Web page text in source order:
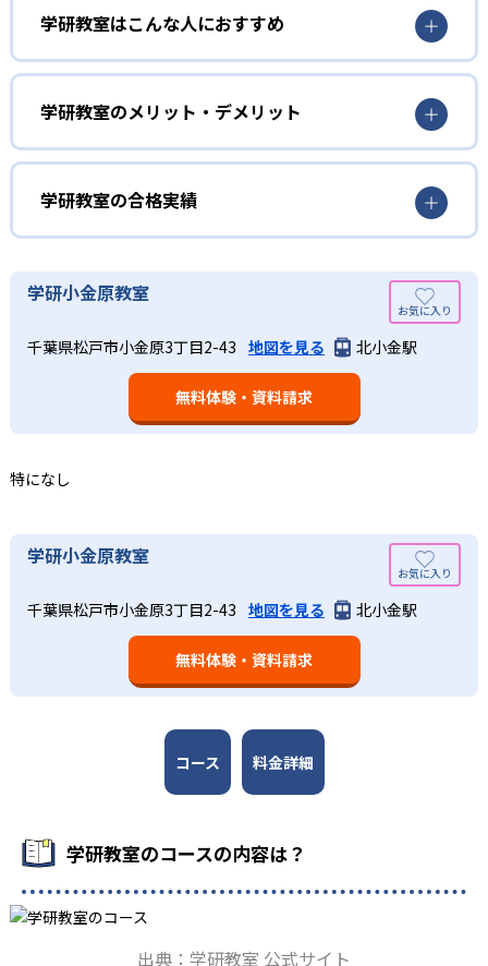
3歳から高校生まで「無学年方式」で個別指導
学研教室は、0･1･2歳から高校生までを対象として個別指導
解度を最優先して学習を進める「無学年方式」を採用して
いることが特徴だ。この「無学年方式」では、生徒が個々
のペースで学習することができるため、一度立ち止まって
わからないところをしっかり学習したり、余裕がある場合
はどんどん先取り学習を進めたりすることも可能である。
02
生徒それぞれに最適化された学習計画を設計
学研教室の個別指導では、生徒一人ひとりの学力／適性を
しっかり把握した上で学習の出発点を定め、生徒に最適化
された学習計画を設計する。また、生徒それぞれに最適な
教材を提供すると共に、適切なアドバイスも実施。少しず
つレベルアップするスモールステップの教材となっている
る。「自分から進んで学習する」姿勢や態度の育成も重視
している。
03
週2回の教室学習と毎日の家庭学習
学研教室では、週2回の教室学習と毎日の家庭学習（宿題学
習）の相乗効果を活かす形で生徒の学力向上を進める。週2
回の教室学習において指導者は、生徒の様子を観察しなが
ら学習指導と学習管理を実施。教室学習日以外の日のため
に自宅学習用の教材も提供し、学習の習慣化と学力の定着
を図っている。進度が早い子供は先取り学習も可能だ。
学研教室はこんな人におすすめ
勉強全体の底力を上げたい人向け
学研教室は、生徒の「わかった！」を重視する形で個別指
導を行っている。無理なく学習を進められるよう「無学年
方式」を採用しており、わからない問題がある場合は立ち
止まってじっくりと学習することができる。また、覚えた
知識の量などで測りやすい「見える力」だけでなく、学習
に向いている。
算数（数学）と国語の基礎力を上げたい人向け
学研教室では、算数（数学）と国語を全ての教科の基礎に
なるものと考え、その指導を重視している。算数（数学）
では筋道を立てて考える力の育成を、国語では全ての学力
の土台となる「読む力」「書く力」の育成に力を入れてい
家庭学習で学習させている。そのため、算数（数学）と国
長時間の勉強が苦手な人向け
学研教室では、小学生については、1回の学習時間を30～
50分程度と設定している。この時間設定は、子どもが集中
して学習できる時間が通常「学年×10分±10分」と考えら
れていることに由来するものだ。この限界を超えて勉強し
ても学習の効果は上がらないと学研教室は考え、単なる長
時間学習よりくり返し学習の効果を重視している。そのた
学研教室のメリット・デメリット
出典：学研教室 公式サイト
学研教室が持つ最大のメリットは、学研の教材開発ノウハ
ウを結集して制作した学習教材を使用している点だ。この
教材は、学習指導要領の内容を全てカバーしており、学校
の勉強がよくわかるというもの。基礎から応用まで、少し
固めから先取り学習まで対応している。算数と国語を重視
すると共に、幼児・小学校低学年から外国語活動の学習に
も対応。中学校英語の準備や高校入試向けの英語力育成に
学研教室の先生は、研修会や勉強会で日々指導スキルを研
鑽している。「子どもたちに学ぶ喜びを」「自信を」「生
きる力を」という理念のもとで生徒一人ひとりに向き合っ
ており、生徒それぞれの「できるところ」「良いところ」
導により生徒の「やる気」を引き出し、無理のない学習と
学研教室の合格実績
学研教室の合格実績は、公式サイトでは公開されていな
学研小金原教室
千葉県松戸市小金原3丁目2-43 地図を見る 北小金駅
無料体験・資料請求
特になし
学研小金原教室
千葉県松戸市小金原3丁目2-43 地図を見る 北小金駅
無料体験・資料請求
コース 料金詳細
学研教室のコースの内容は？
出典：学研教室 公式サイト